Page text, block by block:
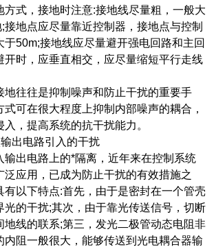
方式，接地时注意:接地线尽量粗，一般大
接地点应尽量靠近控制器，接地点与控制
于50m;接地线应尽量避开强电回路和主回
开时，应垂直相交，应尽量缩短平行走线
往往是抑制噪声和防止干扰的重要手
可在很大程度上抑制内部噪声的耦合，
，提高系统的抗干扰能力。
电路引入的干扰
出电路上的*隔离，近年来在控制系统
泛应用，已成为防止干扰的有效措施之
有以下特点:首先，由于是密封在一个管壳
光的干扰;其次，由于靠光传送信号，切断
地线的联系;第三，发光二极管动态电阻非
内阻一般很大，能够传送到光电耦合器输